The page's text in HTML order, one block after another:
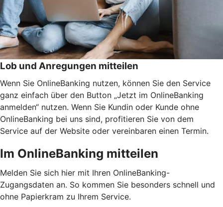
Lob und Anregungen mitteilen
Wenn Sie OnlineBanking nutzen, können Sie den Service
ganz einfach über den Button „Jetzt im OnlineBanking
anmelden“ nutzen. Wenn Sie Kundin oder Kunde ohne
OnlineBanking bei uns sind, profitieren Sie von dem
Service auf der Website oder vereinbaren einen Termin.
Im OnlineBanking mitteilen
Melden Sie sich hier mit Ihren OnlineBanking-
Zugangsdaten an. So kommen Sie besonders schnell und
ohne Papierkram zu Ihrem Service.